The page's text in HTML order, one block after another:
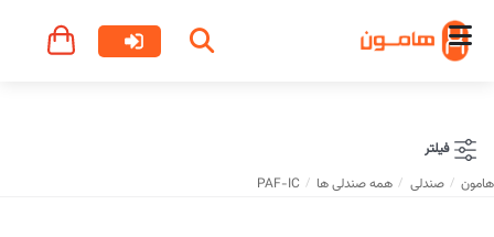
فیلتر
هامون
صندلی همه صندلی ها PAF-IC